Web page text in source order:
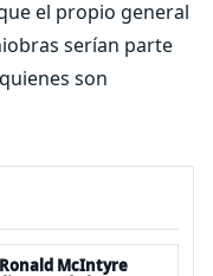
el propio general
serían parte
son
McIntyre